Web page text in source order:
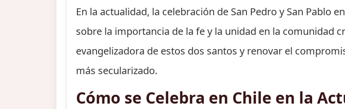
En la actualidad, la celebración de San Pedro y San
sobre la importancia de la fe y la unidad en la comunidad
evangelizadora de estos dos santos y renovar el
más secularizado.
Cómo se Celebra en Chile en la